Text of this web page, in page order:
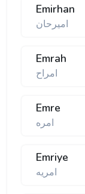
Emirhan
امیرحان
Emrah
امراح
Emre
امره
Emriye
امریه